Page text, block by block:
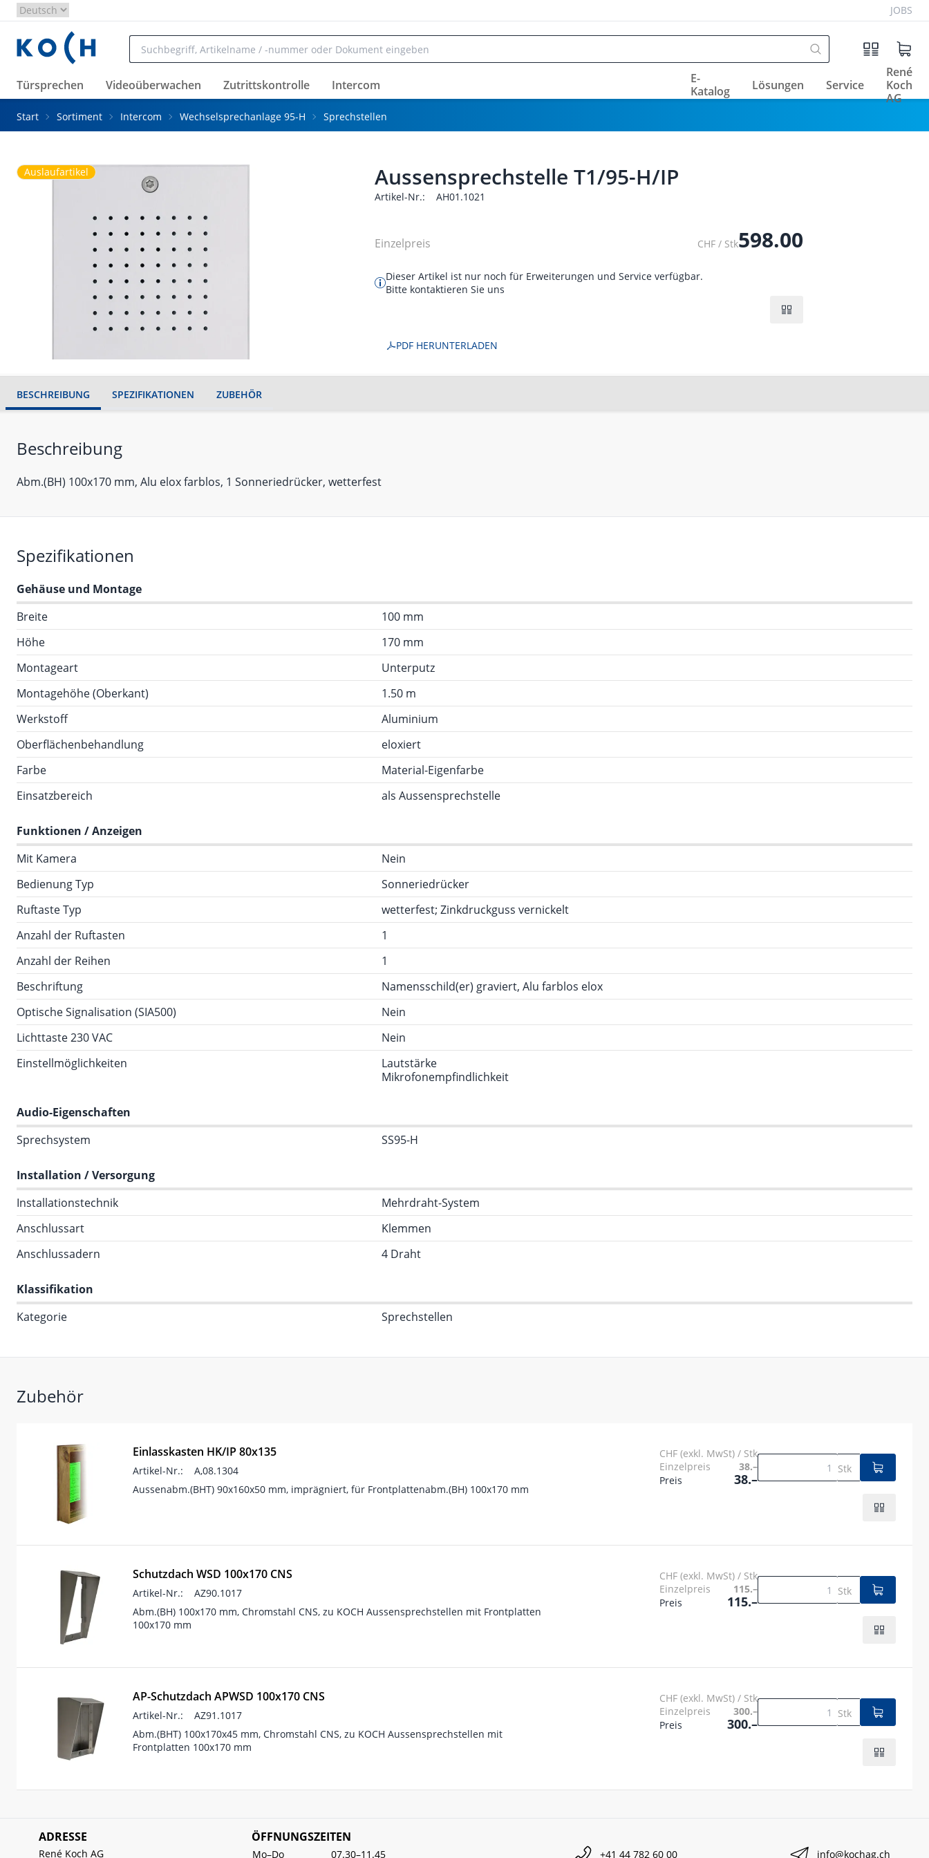
Zum Hauptinhalt springen JOBS
Türsprechen Videoüberwachen Zutrittskontrolle Intercom
E-
Katalog
Lösungen Service
René
Koch
AG
Start Sortiment Intercom Wechselsprechanlage 95-H Sprechstellen
Aussensprechstelle T1/95-H/IP
Artikel-Nr.: AH01.1021
Auslaufartikel
Einzelpreis CHF / Stk598.00
Dieser Artikel ist nur noch für Erweiterungen und Service verfügbar.
Bitte kontaktieren Sie uns
PDF HERUNTERLADEN
BESCHREIBUNG SPEZIFIKATIONEN ZUBEHÖR
Beschreibung
Abm.(BH) 100x170 mm, Alu elox farblos, 1 Sonneriedrücker, wetterfest
Spezifikationen
Gehäuse und Montage
Breite
100 mm
Höhe
170 mm
Montageart
Unterputz
Montagehöhe (Oberkant)
1.50 m
Werkstoff
Aluminium
Oberflächenbehandlung
eloxiert
Farbe
Material-Eigenfarbe
Einsatzbereich
als Aussensprechstelle
Funktionen / Anzeigen
Mit Kamera
Nein
Bedienung Typ
Sonneriedrücker
Ruftaste Typ
wetterfest; Zinkdruckguss vernickelt
Anzahl der Ruftasten
1
Anzahl der Reihen
1
Beschriftung
Namensschild(er) graviert, Alu farblos elox
Optische Signalisation (SIA500)
Nein
Lichttaste 230 VAC
Nein
Einstellmöglichkeiten
Lautstärke
Mikrofonempfindlichkeit
Audio-Eigenschaften
Sprechsystem
SS95-H
Installation / Versorgung
Installationstechnik
Mehrdraht-System
Anschlussart
Klemmen
Anschlussadern
4 Draht
Klassifikation
Kategorie
Sprechstellen
Zubehör
Einlasskasten HK/IP 80x135
Artikel-Nr.:
A,08.1304
Aussenabm.(BHT) 90x160x50 mm, imprägniert, für Frontplattenabm.(BH) 100x170 mm
CHF (exkl. MwSt) / Stk
Einzelpreis
38.–
Preis
38.–
Stk
Schutzdach WSD 100x170 CNS
Artikel-Nr.:
AZ90.1017
Abm.(BH) 100x170 mm, Chromstahl CNS, zu KOCH Aussensprechstellen mit Frontplatten
100x170 mm
CHF (exkl. MwSt) / Stk
Einzelpreis
115.–
Preis
115.–
Stk
AP-Schutzdach APWSD 100x170 CNS
Artikel-Nr.:
AZ91.1017
Abm.(BHT) 100x170x45 mm, Chromstahl CNS, zu KOCH Aussensprechstellen mit
Frontplatten 100x170 mm
CHF (exkl. MwSt) / Stk
Einzelpreis
300.–
Preis
300.–
Stk
ADRESSE
René Koch AG
ÖFFNUNGSZEITEN
Mo–Do 07.30–11.45 +41 44 782 60 00 info@kochag.ch